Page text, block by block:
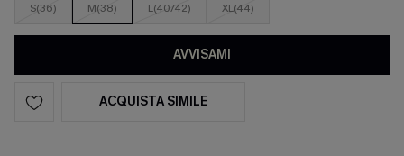
S(36) M(38) L(40/42) XL(44)
AVVISAMI
ACQUISTA SIMILE